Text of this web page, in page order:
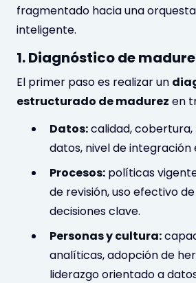
fragmentado hacia una
inteligente.
1. Diagnóstico de
El primer paso es realizar un
estructurado de madurez en
Datos:calidad, cobertura,
datos, nivel de integración
Procesos: políticas
de revisión, uso efectivo
decisiones clave.
Personas y cultura:
analíticas, adopción de
liderazgo orientado a